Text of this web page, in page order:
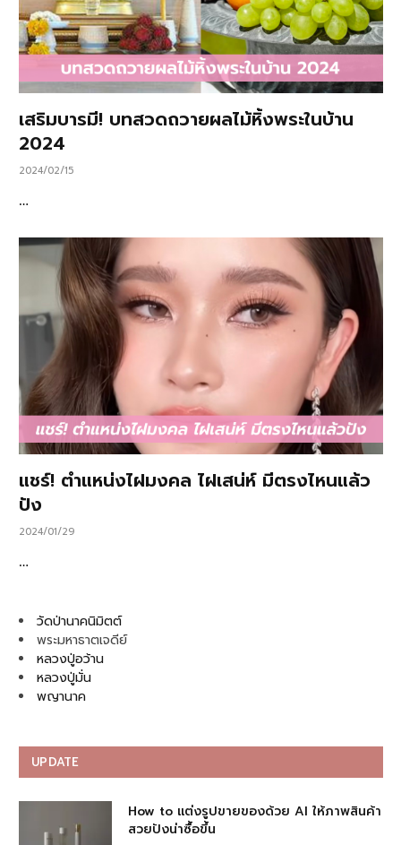
เสริมบารมี! บทสวดถวายผลไม้หิ้งพระในบ้าน
2024
2024/02/15
…
แชร์! ตำแหน่งไฝมงคล ไฝเสน่ห์ มีตรงไหนแล้ว
ปัง
2024/01/29
…
วัดป่านาคนิมิตต์
พระมหาธาตเจดีย์
หลวงปู่อว้าน
หลวงปู่มั่น
พญานาค
UPDATE
How to แต่งรูปขายของด้วย AI ให้ภาพสินค้า
สวยปังน่าซื้อขึ้น